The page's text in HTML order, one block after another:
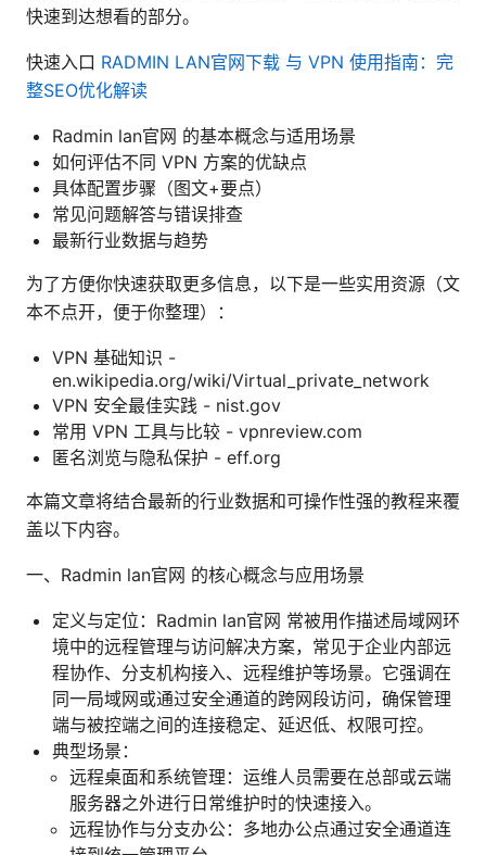
快速到达想看的部分。
快速入口 RADMIN LAN官网下载 与 VPN 使用指南：完
整SEO优化解读
Radmin lan官网 的基本概念与适用场景
如何评估不同 VPN 方案的优缺点
具体配置步骤（图文+要点）
常见问题解答与错误排查
最新行业数据与趋势
为了方便你快速获取更多信息，以下是一些实用资源（文
本不点开，便于你整理）：
VPN 基础知识 -
en.wikipedia.org/wiki/Virtual_private_network
VPN 安全最佳实践 - nist.gov
常用 VPN 工具与比较 - vpnreview.com
匿名浏览与隐私保护 - eff.org
本篇文章将结合最新的行业数据和可操作性强的教程来覆
盖以下内容。
一、Radmin lan官网 的核心概念与应用场景
定义与定位：Radmin lan官网 常被用作描述局域网环
境中的远程管理与访问解决方案，常见于企业内部远
程协作、分支机构接入、远程维护等场景。它强调在
同一局域网或通过安全通道的跨网段访问，确保管理
端与被控端之间的连接稳定、延迟低、权限可控。
典型场景：
远程桌面和系统管理：运维人员需要在总部或云端
服务器之外进行日常维护时的快速接入。
远程协作与分支办公：多地办公点通过安全通道连